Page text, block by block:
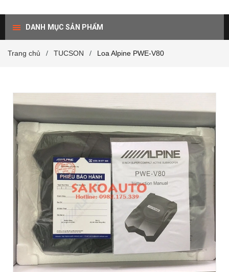
DANH MỤC SẢN PHẨM
Trang chủ / TUCSON / Loa Alpine PWE-V80